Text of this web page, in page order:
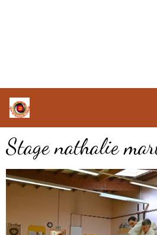
Stage nathalie